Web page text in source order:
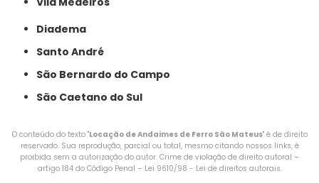
Diadema
Santo André
São Bernardo do Campo
São Caetano do Sul
O conteúdo do texto "Locação de Andaimes de Ferro São Mateus" é de direito
reservado. Sua reprodução, parcial ou total, mesmo citando nossos links, é
proibida sem a autorização do autor. Crime de violação de direito autoral –
artigo 184 do Código Penal – Lei 9610/98 - Lei de direitos autorais.